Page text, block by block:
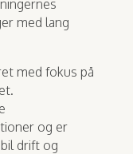
med lang
med fokus på
og er
drift og